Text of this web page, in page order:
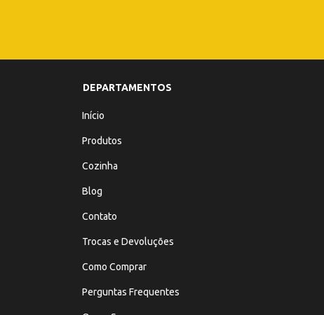
DEPARTAMENTOS
Início
Produtos
Cozinha
Blog
Contato
Trocas e Devoluções
Como Comprar
Perguntas Frequentes